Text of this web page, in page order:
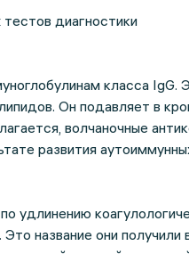
диагностики
класса IgG.
Он подавляет в
волчаночные
развития
удлинению
название они получили